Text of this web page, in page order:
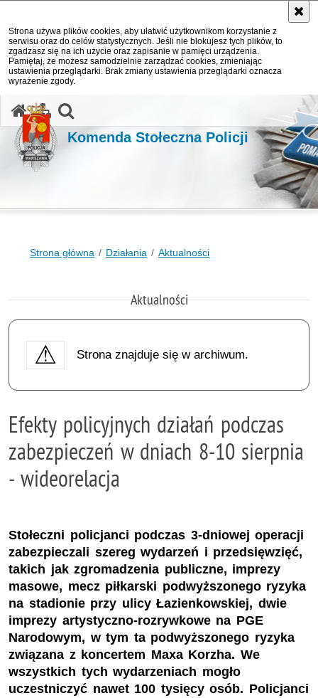
Strona używa plików cookies, aby ułatwić użytkownikom korzystanie z
serwisu oraz do celów statystycznych. Jeśli nie blokujesz tych plików, to
zgadzasz się na ich użycie oraz zapisanie w pamięci urządzenia.
Pamiętaj, że możesz samodzielnie zarządzać cookies, zmieniając
ustawienia przeglądarki. Brak zmiany ustawienia przeglądarki oznacza
wyrażenie zgody.
Komenda Stołeczna Policji
Strona główna Działania Aktualności
Aktualności
Strona znajduje się w archiwum.
Efekty policyjnych działań podczas
zabezpieczeń w dniach 8-10 sierpnia
- wideorelacja
Stołeczni policjanci podczas 3-dniowej operacji
zabezpieczali szereg wydarzeń i przedsięwzięć,
takich jak zgromadzenia publiczne, imprezy
masowe, mecz piłkarski podwyższonego ryzyka
na stadionie przy ulicy Łazienkowskiej, dwie
imprezy artystyczno-rozrywkowe na PGE
Narodowym, w tym ta podwyższonego ryzyka
związana z koncertem Maxa Korzha. We
wszystkich tych wydarzeniach mogło
uczestniczyć nawet 100 tysięcy osób. Policjanci